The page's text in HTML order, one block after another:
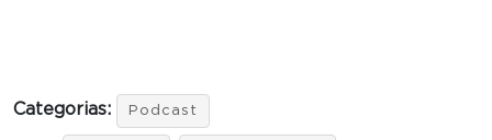
Categorias: Podcast